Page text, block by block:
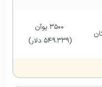
(۵۴۹.۳۳۹ دلار)